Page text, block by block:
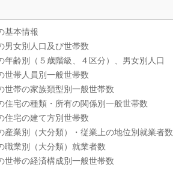
基本情報
男女別人口及び世帯数
齢別（５歳階級、４区分）、男女別人口
世帯人員別一般世帯数
世帯の家族類型別一般世帯数
住宅の種類・所有の関係別一般世帯数
住宅の建て方別世帯数
産業別（大分類）・従業上の地位別就業者数
職業別（大分類）就業者数
世帯の経済構成別一般世帯数